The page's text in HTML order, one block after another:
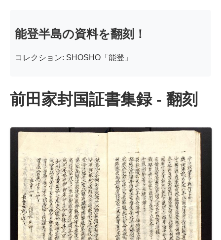
能登半島の資料を翻刻！
コレクション: SHOSHO「能登」
前田家封国証書集録 - 翻刻